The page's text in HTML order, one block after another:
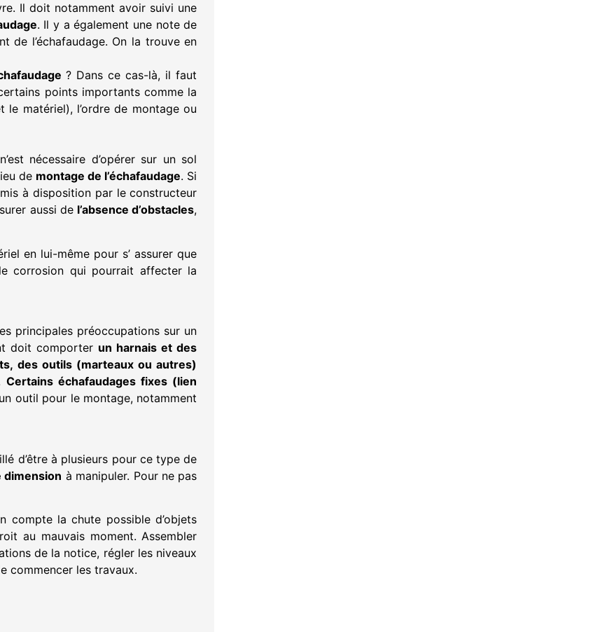
Il doit notamment avoir suivi une
. Il y a également une note de
de l’échafaudage. On la trouve en
? Dans ce cas-là, il faut
points importants comme la
matériel), l’ordre de montage ou
nécessaire d’opérer sur un sol
de montage de l’échafaudage. Si
à disposition par le constructeur
aussi de l’absence d’obstacles,
en lui-même pour s’ assurer que
corrosion qui pourrait affecter la
principales préoccupations sur un
doit comporter un harnais et des
des outils (marteaux ou autres)
Certains échafaudages fixes (lien
outil pour le montage, notamment
d’être à plusieurs pour ce type de
dimension à manipuler. Pour ne pas
compte la chute possible d’objets
au mauvais moment. Assembler
de la notice, régler les niveaux
commencer les travaux.